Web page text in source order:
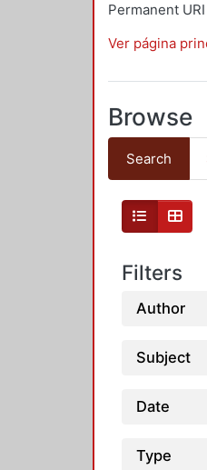
Permanent
Ver página
Browse
Search
Filters
Author
Subject
Date
Type